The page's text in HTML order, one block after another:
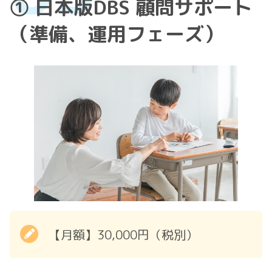
① 日本版DBS 顧問サポート
（準備、運用フェーズ）
【月額】30,000円（税別）